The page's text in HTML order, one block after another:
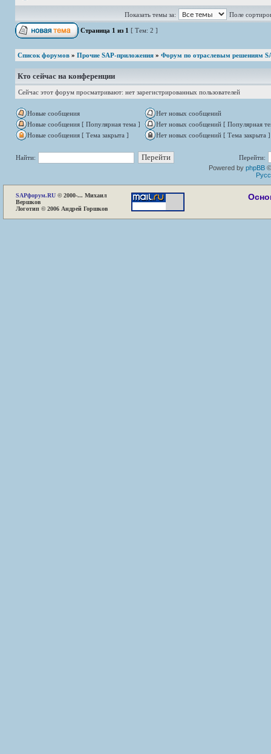
Показать темы за: Поле
Страница 1 из 1 [ Тем: 2 ]
Список форумов » Прочие SAP-приложения » Форум по отраслевым решениям
Кто сейчас на конференции
Сейчас этот форум просматривают: нет зарегистрированных пользователей
Новые сообщения
Нет новых сообщений
Новые сообщения [ Популярная тема ]
Нет новых сообщений [ Популярная
Новые сообщения [ Тема закрыта ]
Нет новых сообщений [ Тема закрыта ]
Найти:
Перейти:
Powered by phpBB
SAPфорум.RU © 2000-... Михаил
Вершков
Логотип © 2006 Андрей Горшков